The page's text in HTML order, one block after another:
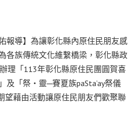
報導】為讓彰化縣內原住民朋友感
各族傳統文化維繫橋梁，彰化縣政
理「113年彰化縣原住民團圓賀喜
及「祭‧靈─賽夏族paSta’ay祭儀
望藉由活動讓原住民朋友們歡聚聯